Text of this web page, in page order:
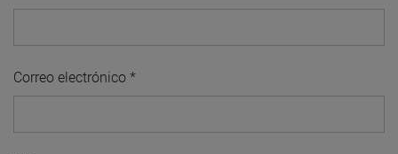
Correo electrónico *